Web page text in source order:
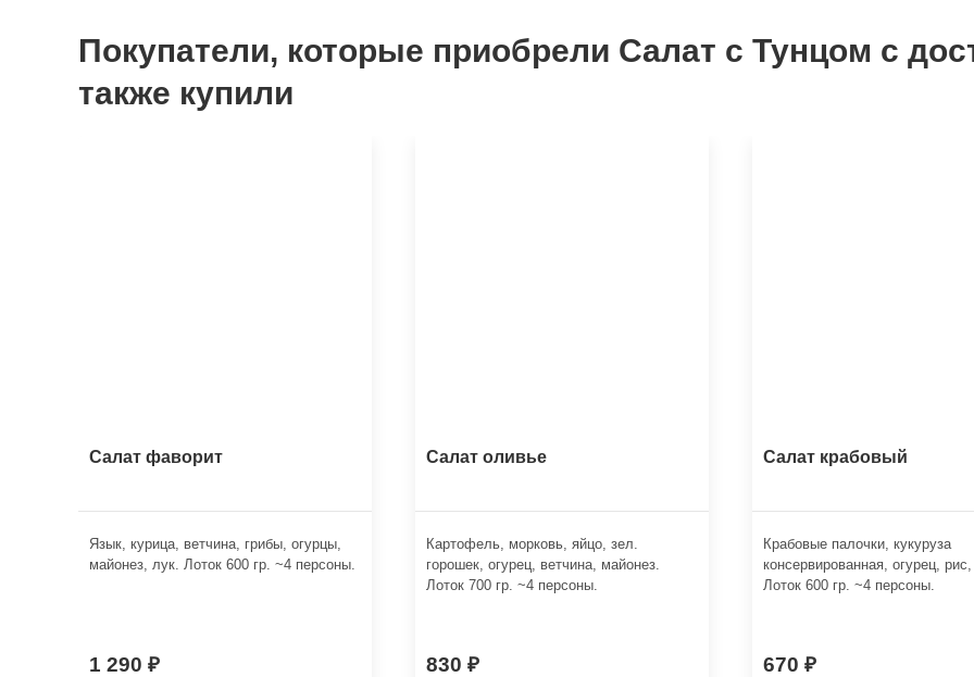
Покупатели, которые приобрели Салат с Тунцом с
также купили
Салат фаворит
Язык, курица, ветчина, грибы, огурцы,
майонез, лук. Лоток 600 гр. ~4 персоны.
1 290
Салат оливье
Картофель, морковь, яйцо, зел.
горошек, огурец, ветчина, майонез.
Лоток 700 гр. ~4 персоны.
830
Салат крабовый
Крабовые палочки, кукуруза
консервированная, огурец,
Лоток 600 гр. ~4 персоны.
670